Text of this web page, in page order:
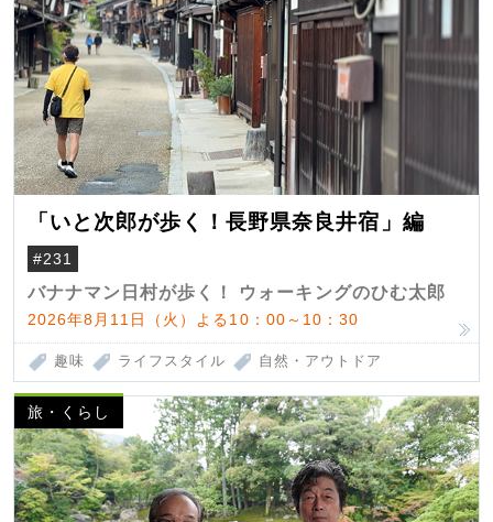
「いと次郎が歩く！長野県奈良井宿」編
#231
バナナマン日村が歩く！ ウォーキングのひむ太郎
2026年8月11日（火）よる10：00～10：30
趣味 ライフスタイル 自然・アウトドア
旅・くらし